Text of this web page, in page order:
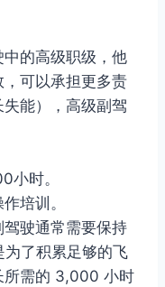
中的高级职级，他
可以承担更多责
能），高级副驾
小时。
培训。
驾驶通常需要保持
了积累足够的飞
所需的 3,000 小时